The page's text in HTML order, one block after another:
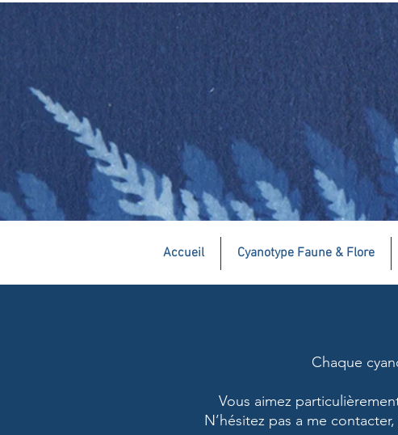
Accueil Cyanotype Faune & Flore
Chaque
Vous aimez
N’hésitez pas a me